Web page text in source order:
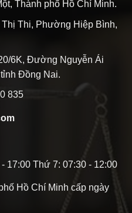
Thành phố Hồ Chí Minh.
Thi, Phường Hiệp Bình,
6K, Đường Nguyễn Ái
Đồng Nai.
835
17:00 Thứ 7: 07:30 - 12:00
Hồ Chí Minh cấp ngày